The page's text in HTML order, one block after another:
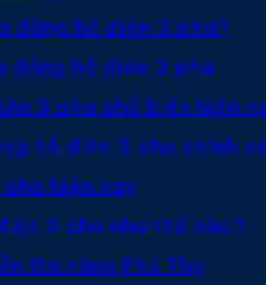
đồng hồ điện 3 pha?
đồng hồ điện 3 pha
3 pha phổ biến hiện
hồ điện 3 pha chính
hiện nay
3 pha như thế nào?
Đa năng Phú Thọ